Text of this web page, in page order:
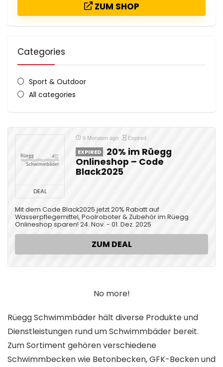
ZUM SHOP
Categories
Sport & Outdoor
All categories
DEAL
9 Monaten ago Expired
EXPIRED
20% im Rüegg
Onlineshop – Code
Black2025
Mit dem Code Black2025 jetzt 20% Rabatt auf
Wasserpflegemittel, Poolroboter & Zubehör im Rüegg
Onlineshop sparen! 24. Nov. - 01. Dez. 2025
ZUM DEAL
No more!
Rüegg Schwimmbäder hält diverse Produkte und
Dienstleistungen rund um Schwimmbäder bereit.
Zum Sortiment gehören verschiedene
Schwimmbecken wie Betonbecken, GFK-Becken und